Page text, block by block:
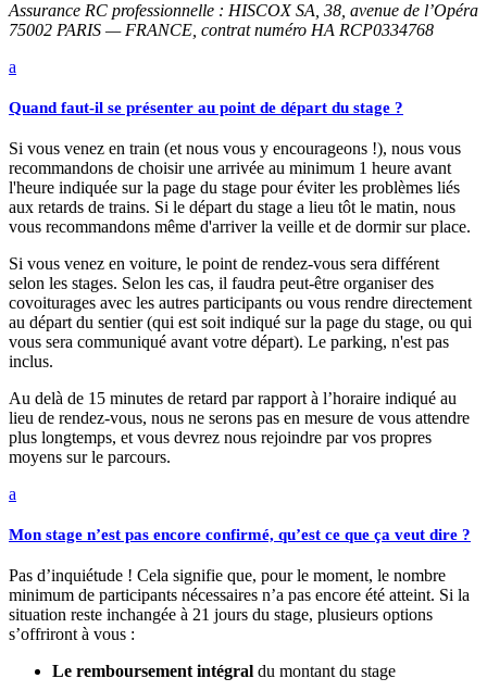
Assurance RC professionnelle : HISCOX SA, 38, avenue de l’Opéra
75002 PARIS — FRANCE, contrat numéro HA RCP0334768
a
Quand faut-il se présenter au point de départ du stage ?
Si vous venez en train (et nous vous y encourageons !), nous vous
recommandons de choisir une arrivée au minimum 1 heure avant
l'heure indiquée sur la page du stage pour éviter les problèmes liés
aux retards de trains. Si le départ du stage a lieu tôt le matin, nous
vous recommandons même d'arriver la veille et de dormir sur place.
Si vous venez en voiture, le point de rendez-vous sera différent
selon les stages. Selon les cas, il faudra peut-être organiser des
covoiturages avec les autres participants ou vous rendre directement
au départ du sentier (qui est soit indiqué sur la page du stage, ou qui
vous sera communiqué avant votre départ). Le parking, n'est pas
inclus.
Au delà de 15 minutes de retard par rapport à l’horaire indiqué au
lieu de rendez-vous, nous ne serons pas en mesure de vous attendre
plus longtemps, et vous devrez nous rejoindre par vos propres
moyens sur le parcours.
a
Mon stage n’est pas encore confirmé, qu’est ce que ça veut dire ?
Pas d’inquiétude ! Cela signifie que, pour le moment, le nombre
minimum de participants nécessaires n’a pas encore été atteint. Si la
situation reste inchangée à 21 jours du stage, plusieurs options
s’offriront à vous :
Le remboursement intégral du montant du stage